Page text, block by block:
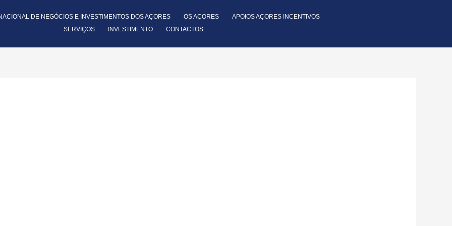
DE NEGÓCIOS E INVESTIMENTOS DOS AÇORES OS AÇORES
APOIOS AÇORES INCENTIVOS
SERVIÇOS
INVESTIMENTO CONTACTOS